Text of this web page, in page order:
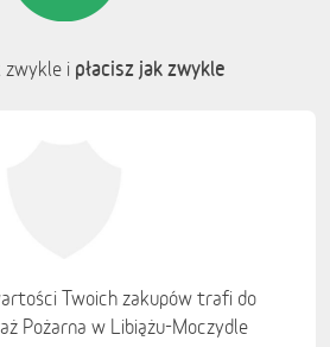
zwykle i płacisz jak zwykle
Twoich zakupów trafi do
Pożarna w Libiążu-Moczydle